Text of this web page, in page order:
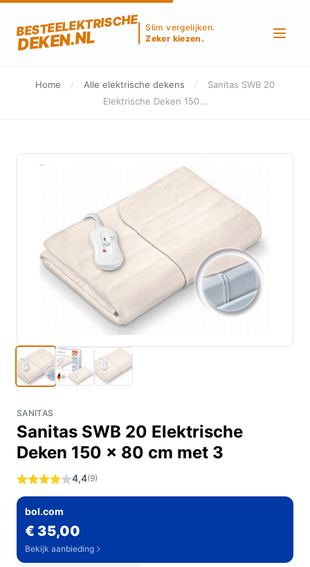
BESTEELEKTRISCHE
DEKEN.NL
Slim vergelijken.
Zeker kiezen.
Home / Alle elektrische dekens /
Sanitas SWB 20
Elektrische Deken 150...
SANITAS
Sanitas SWB 20 Elektrische
Deken 150 x 80 cm met 3
4,4(9)
bol.com
€ 35,00
Bekijk aanbieding